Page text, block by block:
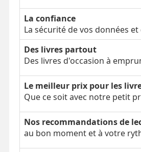
La confiance
La sécurité de vos données et
Des livres partout
Des livres d'occasion à
Le meilleur prix pour les
Que ce soit avec notre petit
Nos recommandations de
au bon moment et à votre